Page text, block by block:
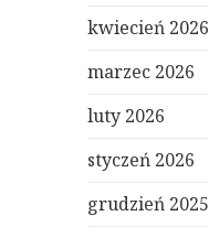
kwiecień 2026
marzec 2026
luty 2026
styczeń 2026
grudzień 2025